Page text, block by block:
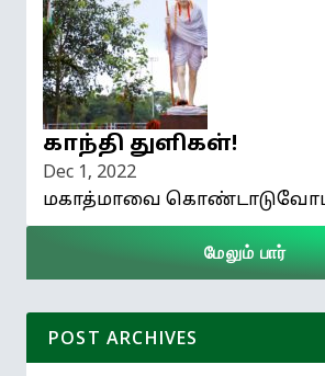
காந்தி துளிகள்!
Dec 1, 2022
மகாத்மாவை
மேலும் பார்
POST ARCHIVES